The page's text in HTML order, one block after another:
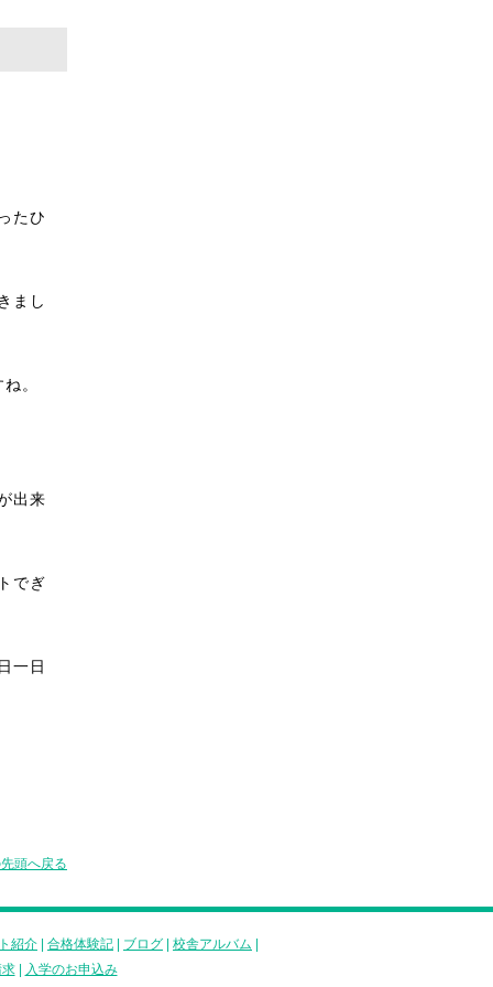
たひ
まし
。
出来
でぎ
一日
頭へ戻る
紹介 合格体験記 ブログ 校舎アルバム
| 入学のお申込み